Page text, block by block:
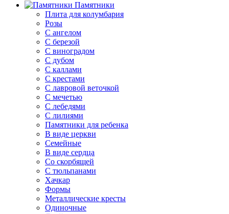
Памятники
Плита для колумбария
Розы
C ангелом
C березой
С виноградом
С дубом
С каллами
С крестами
С лавровой веточкой
С мечетью
C лебедями
С лилиями
Памятники для ребенка
В виде церкви
Семейные
В виде сердца
Со скорбящей
С тюльпанами
Хачкар
Формы
Металлические кресты
Одиночные